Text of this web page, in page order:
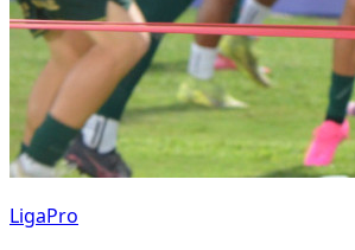
LigaPro